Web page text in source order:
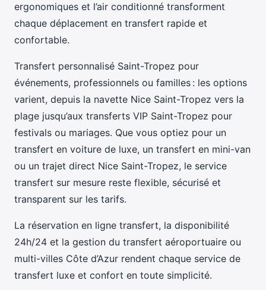
ergonomiques et l’air conditionné transforment
chaque déplacement en transfert rapide et
confortable.
Transfert personnalisé Saint-Tropez pour
événements, professionnels ou familles : les options
varient, depuis la navette Nice Saint-Tropez vers la
plage jusqu’aux transferts VIP Saint-Tropez pour
festivals ou mariages. Que vous optiez pour un
transfert en voiture de luxe, un transfert en mini-van
ou un trajet direct Nice Saint-Tropez, le service
transfert sur mesure reste flexible, sécurisé et
transparent sur les tarifs.
La réservation en ligne transfert, la disponibilité
24h/24 et la gestion du transfert aéroportuaire ou
multi-villes Côte d’Azur rendent chaque service de
transfert luxe et confort en toute simplicité.